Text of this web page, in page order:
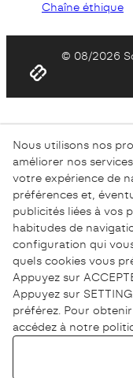
Chaîne éthique
© 08/2026
Nous utilisons nos
améliorer nos
votre expérience de
préférences et,
publicités liées à vos
habitudes de
configuration qui
quels cookies vous
Appuyez sur
Appuyez sur
préférez. Pour
accédez à notre